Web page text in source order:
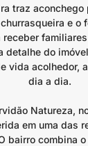
traz
e o
detalhe do
vida acolhedor,
dia a dia.
Natureza,
em uma das
bairro combina